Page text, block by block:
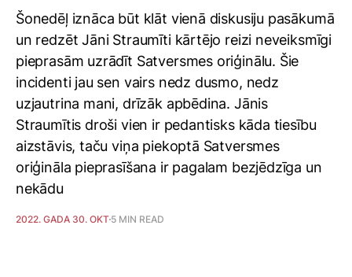
Šonedēļ iznāca būt klāt vienā diskusiju pasākumā
un redzēt Jāni Straumīti kārtējo reizi neveiksmīgi
pieprasām uzrādīt Satversmes oriģinālu. Šie
incidenti jau sen vairs nedz dusmo, nedz
uzjautrina mani, drīzāk apbēdina. Jānis
Straumītis droši vien ir pedantisks kāda tiesību
aizstāvis, taču viņa piekoptā Satversmes
oriģināla pieprasīšana ir pagalam bezjēdzīga un
nekādu
2022. GADA 30. OKT 5 MIN READ